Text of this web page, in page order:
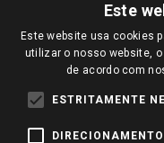
Notícias
Perguntas frequentes
Identidade Visual
Trocas e Devoluções
Redes Sociais
Este
Este website usa cookies
utilizar o nosso website,
de acordo com
ESTRITAMENTE
DIRECIONAMENTO